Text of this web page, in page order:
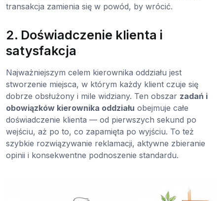
transakcja zamienia się w powód, by wrócić.
2. Doświadczenie klienta i
satysfakcja
Najważniejszym celem kierownika oddziału jest
stworzenie miejsca, w którym każdy klient czuje się
dobrze obsłużony i mile widziany. Ten obszar zadań i
obowiązków kierownika oddziału obejmuje całe
doświadczenie klienta — od pierwszych sekund po
wejściu, aż po to, co zapamięta po wyjściu. To też
szybkie rozwiązywanie reklamacji, aktywne zbieranie
opinii i konsekwentne podnoszenie standardu.